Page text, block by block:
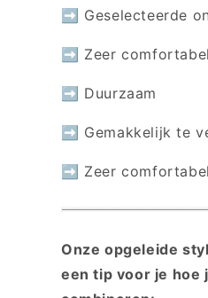
➡ Geselecteerde
➡ Zeer comfortabel
➡ Duurzaam
➡ Gemakkelijk te
➡ Zeer
Onze opgeleide
een tip voor je hoe